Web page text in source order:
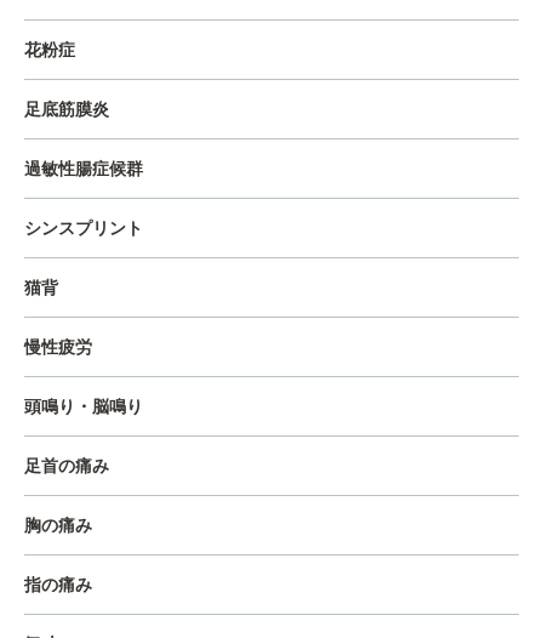
花粉症
足底筋膜炎
過敏性腸症候群
シンスプリント
猫背
慢性疲労
頭鳴り・脳鳴り
足首の痛み
胸の痛み
指の痛み